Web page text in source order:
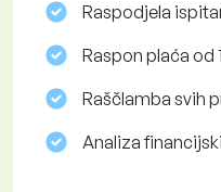
Raspodjela
Raspon plaća od
Raščlamba svih
Analiza